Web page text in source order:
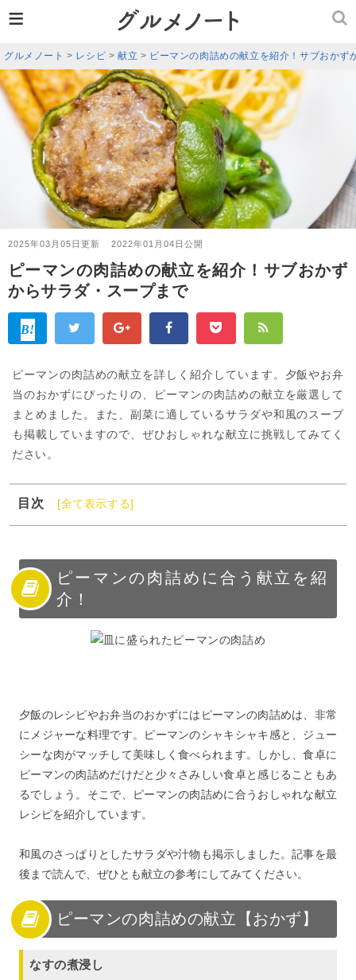
グルメノート > レシピ >献立 > ピーマンの肉詰めの献立を紹介！サブおかず
2025年03月05日更新 2022年01月04日公開
ピーマンの肉詰めの献立を紹介！サブおかず
からサラダ・スープまで
ピーマンの肉詰めの献立を詳しく紹介しています。夕飯やお弁
当のおかずにぴったりの、ピーマンの肉詰めの献立を厳選して
まとめました。また、副菜に適しているサラダや和風のスープ
も掲載していますので、ぜひおしゃれな献立に挑戦してみてく
ださい。
目次
[全て表示する]
1
ピーマンの肉詰めに合う献立を紹介！
3
ピーマンの肉詰めの献立【サラダ】
4
ピーマンの肉詰めの献立【汁物】
5
ピーマンの肉詰めに合う献立で食卓を飾ろう！
ピーマンの肉詰めに合う献立を紹
介！
夕飯のレシピやお弁当のおかずにはピーマンの肉詰めは、非常
にメジャーな料理です。ピーマンのシャキシャキ感と、ジュー
シーな肉がマッチして美味しく食べられます。しかし、食卓に
ピーマンの肉詰めだけだと少々さみしい食卓と感じることもあ
るでしょう。そこで、ピーマンの肉詰めに合うおしゃれな献立
レシピを紹介しています。
和風のさっぱりとしたサラダや汁物も掲示しました。記事を最
後まで読んで、ぜひとも献立の参考にしてみてください。
ピーマンの肉詰めの献立【おかず】
なすの煮浸し
≡